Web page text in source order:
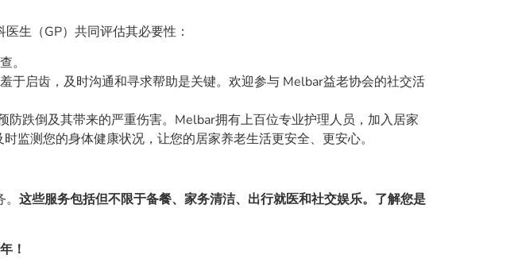
生（GP）共同评估其必要性：
。
于启齿，及时沟通和寻求帮助是关键。欢迎参与 Melbar益老协会的社交活
跌倒及其带来的严重伤害。Melbar拥有上百位专业护理人员，加入居家
测您的身体健康状况，让您的居家养老生活更安全、更安心。
这些服务包括但不限于备餐、家务清洁、出行就医和社交娱乐。了解您是
！